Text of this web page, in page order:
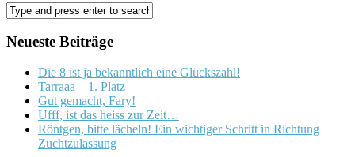
Neueste Beiträge
Die 8 ist ja bekanntlich eine Glückszahl!
Tarraaa – 1. Platz
Gut gemacht, Fary!
Ufff, ist das heiss zur Zeit…
Röntgen, bitte lächeln! Ein wichtiger Schritt in Richtung
Zuchtzulassung